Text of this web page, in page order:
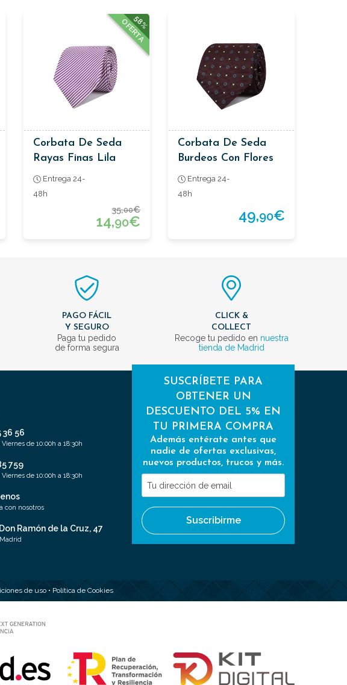
58%
OFERTA
Corbata De Seda
Rayas Finas Lila
Entrega 24-
48h
35,00€
14,90€
Corbata De Seda
Burdeos Con Flores
Entrega 24-
48h
49,90€
PAGO FÁCIL
Y SEGURO
Paga tu pedido
de forma segura
CLICK &
COLLECT
Recoge tu pedido en nuestra
tienda de Madrid
36 56
de 10:00h a 18:30h
759
de 10:00h a 18:30h
con nosotros
Ramón de la Cruz, 47
SUSCRÍBETE PARA
OBTENER UN
DESCUENTO DEL 5% EN
TU PRIMERA COMPRA
Además entérate antes que
nadie de ofertas exclusivas,
nuevos productos, trucos y más.
Tu
dirección
de
email
Suscribirme
de uso• Política de Cookies